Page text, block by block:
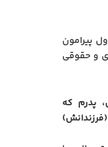
پیرامون
و حقوقی
پدرم که